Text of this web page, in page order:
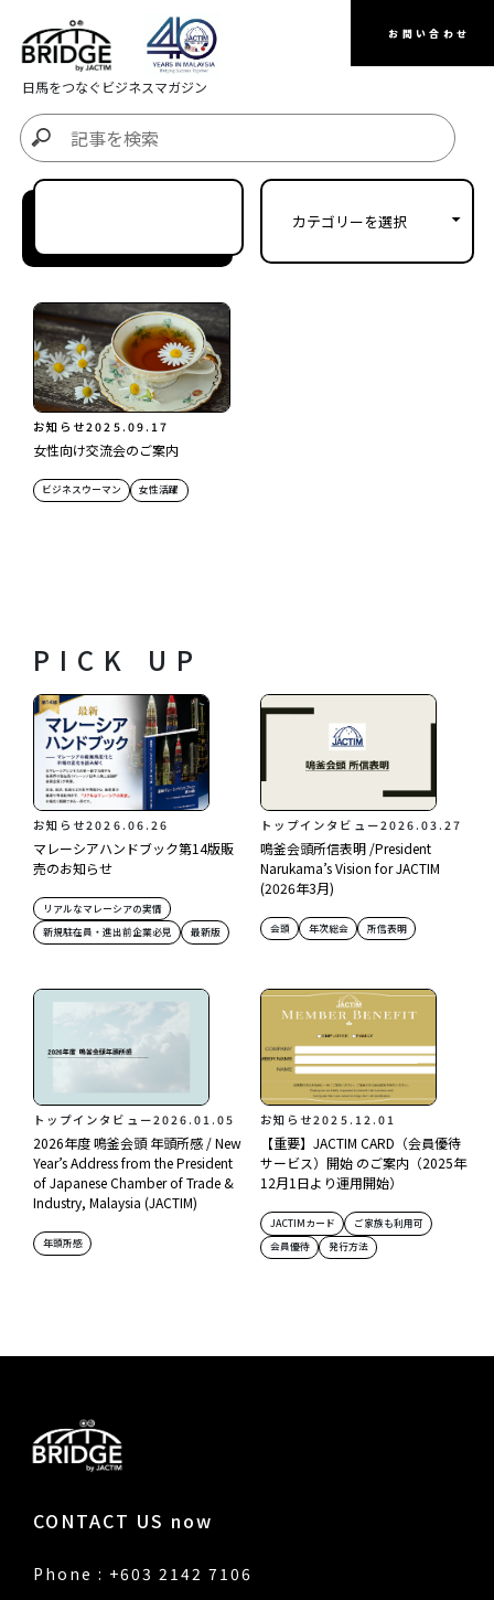
お問い合わせ
日馬をつなぐビジネスマガジン
お知らせ2025.09.17
女性向け交流会のご案内
ビジネスウーマン 女性活躍
PICK UP
お知らせ2026.06.26
マレーシアハンドブック第14版販
売のお知らせ
リアルなマレーシアの実情
新規駐在員・進出前企業必見
最新版
トップインタビュー2026.03.27
鳴釜会頭所信表明 /President
Narukama’s Vision for JACTIM
(2026年3月)
会頭 年次総会 所信表明
トップインタビュー2026.01.05
2026年度 鳴釜会頭 年頭所感 / New
Year’s Address from the President
of Japanese Chamber of Trade &
Industry, Malaysia (JACTIM)
年頭所感
お知らせ2025.12.01
【重要】JACTIM CARD（会員優待
サービス）開始 のご案内（2025年
12月1日より運用開始）
JACTIMカード
ご家族も利用可
会員優待
発行方法
CONTACT US now
Phone : +603 2142 7106